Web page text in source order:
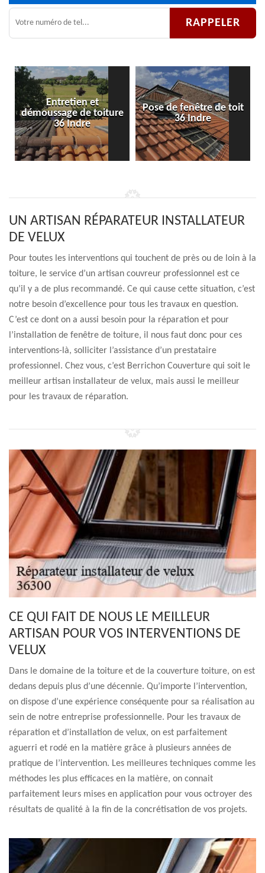
Entretien et
démoussage de toiture
36 Indre
Pose de fenêtre de toit
36 Indre
UN ARTISAN RÉPARATEUR INSTALLATEUR
DE VELUX
Pour toutes les interventions qui touchent de près ou de loin à la
toiture, le service d’un artisan couvreur professionnel est ce
qu’il y a de plus recommandé. Ce qui cause cette situation, c’est
notre besoin d’excellence pour tous les travaux en question.
C’est ce dont on a aussi besoin pour la réparation et pour
l’installation de fenêtre de toiture, il nous faut donc pour ces
interventions-là, solliciter l’assistance d’un prestataire
professionnel. Chez vous, c’est Berrichon Couverture qui soit le
meilleur artisan installateur de velux, mais aussi le meilleur
pour les travaux de réparation.
CE QUI FAIT DE NOUS LE MEILLEUR
ARTISAN POUR VOS INTERVENTIONS DE
VELUX
Dans le domaine de la toiture et de la couverture toiture, on est
dedans depuis plus d’une décennie. Qu’importe l’intervention,
on dispose d’une expérience conséquente pour sa réalisation au
sein de notre entreprise professionnelle. Pour les travaux de
réparation et d’installation de velux, on est parfaitement
aguerri et rodé en la matière grâce à plusieurs années de
pratique de l’intervention. Les meilleures techniques comme les
méthodes les plus efficaces en la matière, on connait
parfaitement leurs mises en application pour vous octroyer des
résultats de qualité à la fin de la concrétisation de vos projets.